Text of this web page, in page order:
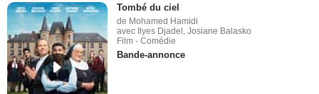
Tombé du ciel
de Mohamed Hamidi
avec Ilyes Djadel, Josiane Balasko
Film - Comédie
Bande-annonce